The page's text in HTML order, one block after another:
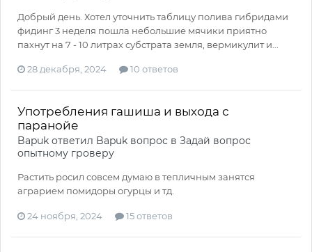
Добрый день. Хотел уточнить таблицу полива гибридами
фидинг 3 неделя пошла небольшие мячики приятно
пахнут на 7 - 10 литрах субстрата земля, вермикулит и...
28 декабря, 2024 10 ответов
Употребления гашиша и выхода с
паранойе
Bapuk ответил Bapuk вопрос в Задай вопрос
опытному гроверу
Растить росил совсем думаю в тепличным занятся
аграрием помидоры огурцы и тд.
24 ноября, 2024 15 ответов